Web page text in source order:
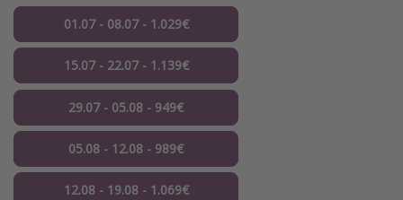
01.07 - 08.07 - 1.029€
15.07 - 22.07 - 1.139€
29.07 - 05.08 - 949€
05.08 - 12.08 - 989€
12.08 - 19.08 - 1.069€